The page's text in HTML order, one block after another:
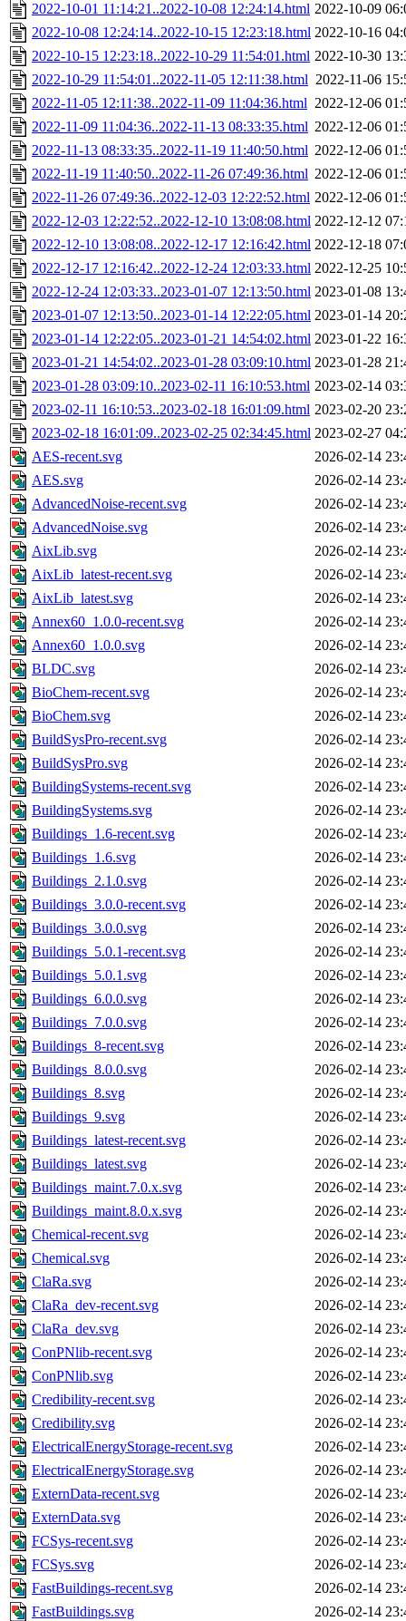
2022-10-01 11:14:21..2022-10-08 12:24:14.html 2022-10-09
2022-10-08 12:24:14..2022-10-15 12:23:18.html 2022-10-16
2022-10-15 12:23:18..2022-10-29 11:54:01.html 2022-10-30
2022-10-29 11:54:01..2022-11-05 12:11:38.html 2022-11-06
2022-11-05 12:11:38..2022-11-09 11:04:36.html 2022-12-06
2022-11-09 11:04:36..2022-11-13 08:33:35.html 2022-12-06
2022-11-13 08:33:35..2022-11-19 11:40:50.html 2022-12-06
2022-11-19 11:40:50..2022-11-26 07:49:36.html 2022-12-06
2022-11-26 07:49:36..2022-12-03 12:22:52.html 2022-12-06
2022-12-03 12:22:52..2022-12-10 13:08:08.html 2022-12-12
2022-12-10 13:08:08..2022-12-17 12:16:42.html 2022-12-18
2022-12-17 12:16:42..2022-12-24 12:03:33.html 2022-12-25
2022-12-24 12:03:33..2023-01-07 12:13:50.html 2023-01-08
2023-01-07 12:13:50..2023-01-14 12:22:05.html 2023-01-14
2023-01-14 12:22:05..2023-01-21 14:54:02.html 2023-01-22
2023-01-21 14:54:02..2023-01-28 03:09:10.html 2023-01-28
2023-01-28 03:09:10..2023-02-11 16:10:53.html 2023-02-14
2023-02-11 16:10:53..2023-02-18 16:01:09.html 2023-02-20
2023-02-18 16:01:09..2023-02-25 02:34:45.html 2023-02-27
AES-recent.svg
2026-02-14
AES.svg
2026-02-14
AdvancedNoise-recent.svg
2026-02-14
AdvancedNoise.svg
2026-02-14
AixLib.svg
2026-02-14
AixLib_latest-recent.svg
2026-02-14
AixLib_latest.svg
2026-02-14
Annex60_1.0.0-recent.svg
2026-02-14
Annex60_1.0.0.svg
2026-02-14
BLDC.svg
2026-02-14
BioChem-recent.svg
2026-02-14
BioChem.svg
2026-02-14
BuildSysPro-recent.svg
2026-02-14
BuildSysPro.svg
2026-02-14
BuildingSystems-recent.svg
2026-02-14
BuildingSystems.svg
2026-02-14
Buildings_1.6-recent.svg
2026-02-14
Buildings_1.6.svg
2026-02-14
Buildings_2.1.0.svg
2026-02-14
Buildings_3.0.0-recent.svg
2026-02-14
Buildings_3.0.0.svg
2026-02-14
Buildings_5.0.1-recent.svg
2026-02-14
Buildings_5.0.1.svg
2026-02-14
Buildings_6.0.0.svg
2026-02-14
Buildings_7.0.0.svg
2026-02-14
Buildings_8-recent.svg
2026-02-14
Buildings_8.0.0.svg
2026-02-14
Buildings_8.svg
2026-02-14
Buildings_9.svg
2026-02-14
Buildings_latest-recent.svg
2026-02-14
Buildings_latest.svg
2026-02-14
Buildings_maint.7.0.x.svg
2026-02-14
Buildings_maint.8.0.x.svg
2026-02-14
Chemical-recent.svg
2026-02-14
Chemical.svg
2026-02-14
ClaRa.svg
2026-02-14
ClaRa_dev-recent.svg
2026-02-14
ClaRa_dev.svg
2026-02-14
ConPNlib-recent.svg
2026-02-14
ConPNlib.svg
2026-02-14
Credibility-recent.svg
2026-02-14
Credibility.svg
2026-02-14
ElectricalEnergyStorage-recent.svg
2026-02-14
ElectricalEnergyStorage.svg
2026-02-14
ExternData-recent.svg
2026-02-14
ExternData.svg
2026-02-14
FCSys-recent.svg
2026-02-14
FCSys.svg
2026-02-14
FastBuildings-recent.svg
2026-02-14
FastBuildings.svg
2026-02-14